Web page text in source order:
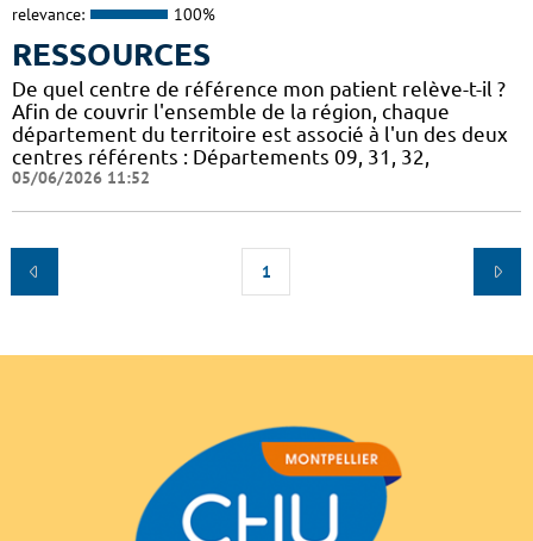
relevance: 100%
RESSOURCES
De quel centre de référence mon patient relève-t-il ?
Afin de couvrir l'ensemble de la région, chaque
département du territoire est associé à l'un des deux
centres référents : Départements 09, 31, 32,
05/06/2026 11:52
1